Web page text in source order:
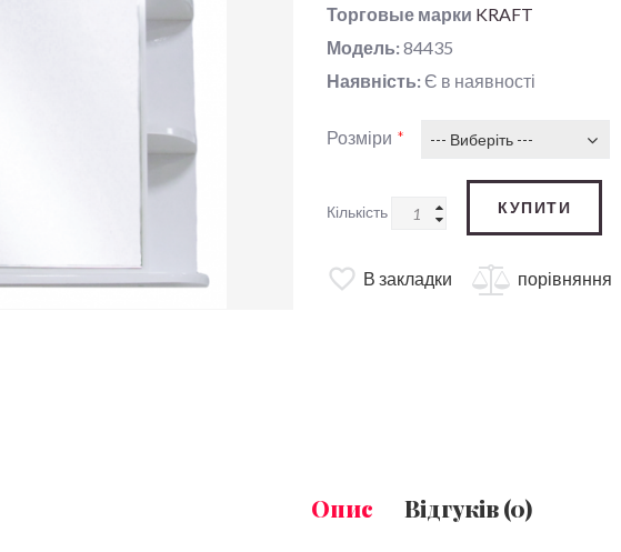
Торговые марки KRAFT
Модель:84435
Наявність: Є в наявності
Розміри --- Виберіть ---
Кількість КУПИТИ
В закладки порівняння
Опис Відгуків (0)